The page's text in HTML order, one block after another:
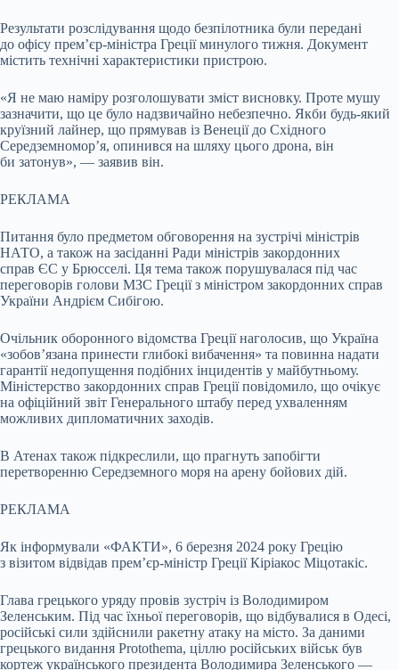
Результати розслідування щодо безпілотника були передані
до офісу прем’єр-міністра Греції минулого тижня. Документ
містить технічні характеристики пристрою.
«Я не маю наміру розголошувати зміст висновку. Проте мушу
зазначити, що це було надзвичайно небезпечно. Якби будь-який
круїзний лайнер, що прямував із Венеції до Східного
Середземномор’я, опинився на шляху цього дрона, він
би затонув», — заявив він.
РЕКЛАМА
Питання було предметом обговорення на зустрічі міністрів
НАТО, а також на засіданні Ради міністрів закордонних
справ ЄС у Брюсселі. Ця тема також порушувалася під час
переговорів голови МЗС Греції з міністром закордонних справ
України Андрієм Сибігою.
Очільник оборонного відомства Греції наголосив, що Україна
«зобов’язана принести глибокі вибачення» та повинна надати
гарантії недопущення подібних інцидентів у майбутньому.
Міністерство закордонних справ Греції повідомило, що очікує
на офіційний звіт Генерального штабу перед ухваленням
можливих дипломатичних заходів.
В Атенах також підкреслили, що прагнуть запобігти
перетворенню Середземного моря на арену бойових дій.
РЕКЛАМА
Як інформували «ФАКТИ», 6 березня 2024 року Грецію
з візитом відвідав прем’єр-міністр Греції Кіріакос Міцотакіс.
Глава грецького уряду провів зустріч із Володимиром
Зеленським. Під час їхньої переговорів, що відбувалися в Одесі,
російські сили здійснили ракетну атаку на місто. За даними
грецького видання Protothema, ціллю російських військ був
кортеж українського президента Володимира Зеленського —